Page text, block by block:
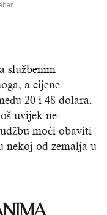
službenim
a cijene
20 i 48 dolara.
uvijek ne
moći obaviti
nekoj od zemalja u